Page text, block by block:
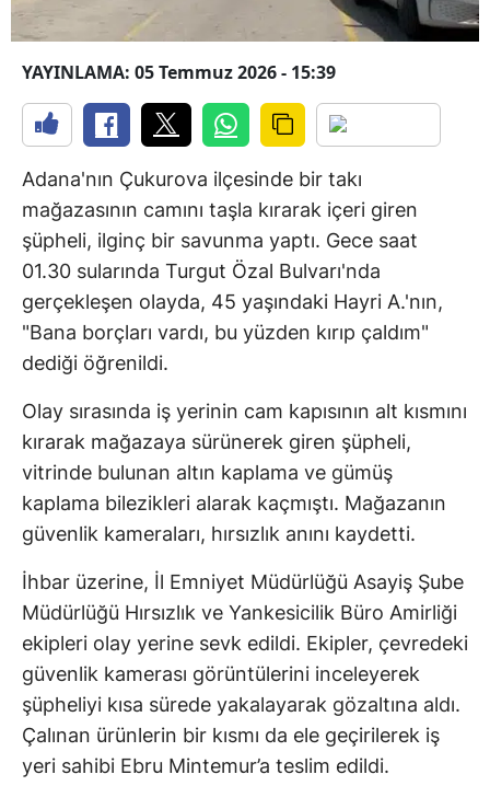
YAYINLAMA: 05 Temmuz 2026 - 15:39
Adana'nın Çukurova ilçesinde bir takı
mağazasının camını taşla kırarak içeri giren
şüpheli, ilginç bir savunma yaptı. Gece saat
01.30 sularında Turgut Özal Bulvarı'nda
gerçekleşen olayda, 45 yaşındaki Hayri A.'nın,
"Bana borçları vardı, bu yüzden kırıp çaldım"
dediği öğrenildi.
Olay sırasında iş yerinin cam kapısının alt kısmını
kırarak mağazaya sürünerek giren şüpheli,
vitrinde bulunan altın kaplama ve gümüş
kaplama bilezikleri alarak kaçmıştı. Mağazanın
güvenlik kameraları, hırsızlık anını kaydetti.
İhbar üzerine, İl Emniyet Müdürlüğü Asayiş Şube
Müdürlüğü Hırsızlık ve Yankesicilik Büro Amirliği
ekipleri olay yerine sevk edildi. Ekipler, çevredeki
güvenlik kamerası görüntülerini inceleyerek
şüpheliyi kısa sürede yakalayarak gözaltına aldı.
Çalınan ürünlerin bir kısmı da ele geçirilerek iş
yeri sahibi Ebru Mintemur’a teslim edildi.